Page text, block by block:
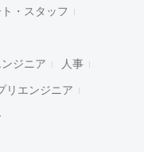
・スタッフ
ジニア 人事
リエンジニア